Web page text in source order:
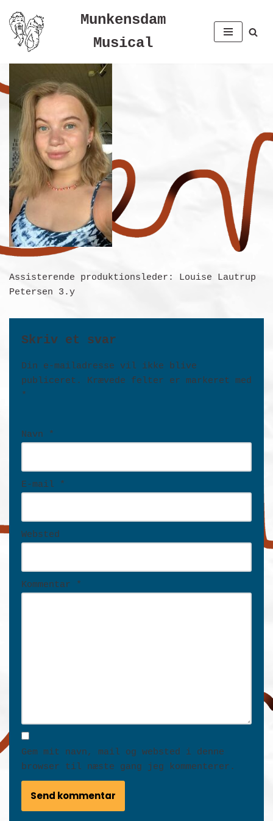
Spring
indhold
Munkensdam
Musical
Assisterende produktionsleder: Louise Lautrup
Petersen 3.y
Skriv et svar
Din e-mailadresse vil ikke blive
publiceret.
Krævede felter er markeret med
*
Navn *
E-mail *
Websted
Kommentar *
Gem mit navn, mail og websted i denne
browser til næste gang jeg kommenterer.